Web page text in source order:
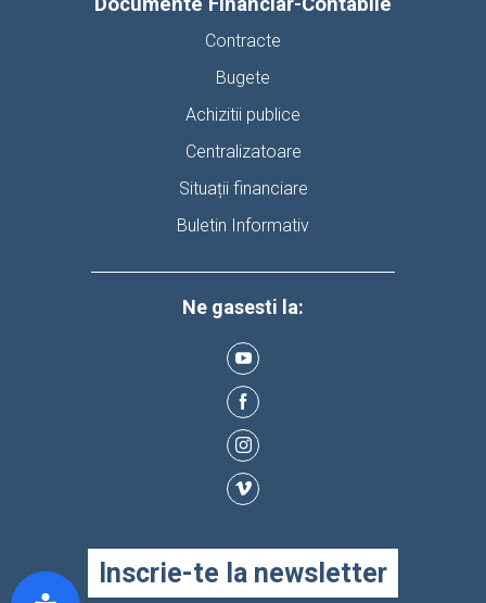
Contracte
Bugete
Achizitii publice
Centralizatoare
Situații financiare
Buletin Informativ
Ne gasesti la:
Inscrie-te la newsletter